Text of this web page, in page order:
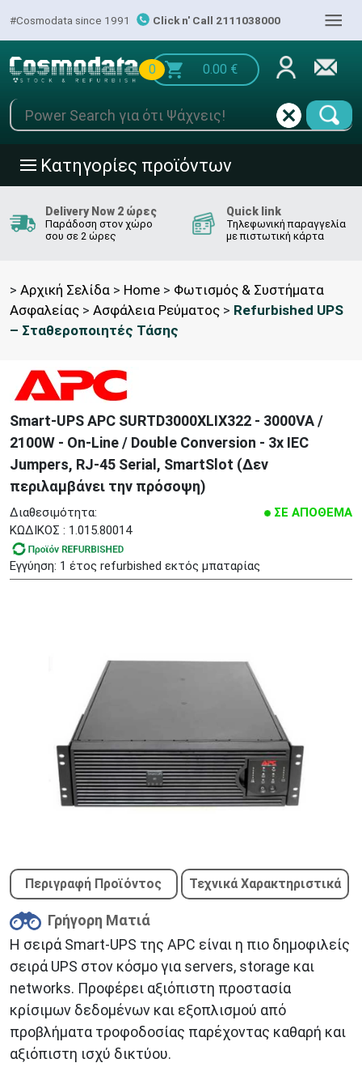
#Cosmodata since 1991 Click n' Call 2111038000 |||
0 0.00 €
||| Κατηγορίες προϊόντων
Delivery Now 2 ώρες
Παράδοση στον χώρο
σου σε 2 ώρες
Quick link
Τηλεφωνική παραγγελία
με πιστωτική κάρτα
> Αρχική Σελίδα > Home > Φωτισμός & Συστήματα
Ασφαλείας > Ασφάλεια Ρεύματος > Refurbished UPS
– Σταθεροποιητές Τάσης
Smart-UPS APC SURTD3000XLIX322 - 3000VA /
2100W - On-Line / Double Conversion - 3x IEC
Jumpers, RJ-45 Serial, SmartSlot (Δεν
περιλαμβάνει την πρόσοψη)
Διαθεσιμότητα:
ΣΕ ΑΠΟΘΕΜΑ
ΚΩΔΙΚΟΣ : 1.015.80014
Εγγύηση: 1 έτος refurbished εκτός μπαταρίας
Περιγραφή Προϊόντος Τεχνικά Χαρακτηριστικά
Γρήγορη Ματιά
Η σειρά Smart-UPS της APC είναι η πιο δημοφιλείς
σειρά UPS στον κόσμο για servers, storage και
networks. Προφέρει αξιόπιστη προστασία
κρίσιμων δεδομένων και εξοπλισμού από
προβλήματα τροφοδοσίας παρέχοντας καθαρή και
αξιόπιστη ισχύ δικτύου.